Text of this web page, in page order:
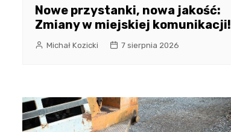
Nowe przystanki, nowa jakość:
Zmiany w miejskiej komunikacji!
Michał Kozicki 7 sierpnia 2026